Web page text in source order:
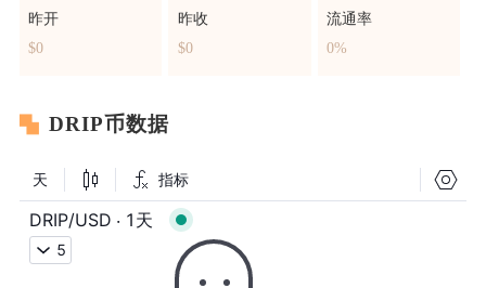
昨开
$0
昨收
$0
流通率
0%
DRIP币数据